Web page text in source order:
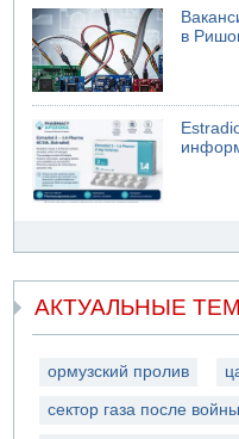
в
АКТУАЛЬНЫЕ
ормузский пролив
сектор газа после войны